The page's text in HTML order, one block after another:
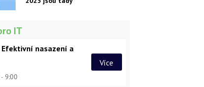
IT
nasazení a
9:00
Více